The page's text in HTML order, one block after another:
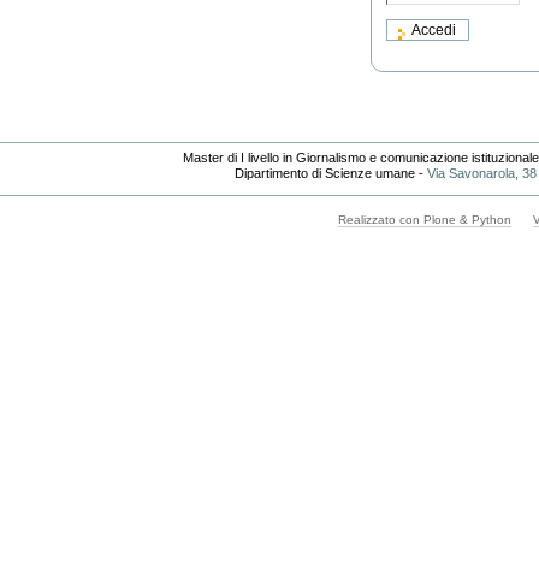
Master di I livello in Giornalismo e comunicazione
Dipartimento di Scienze umane - Via Savonarola,
Realizzato con Plone & Python